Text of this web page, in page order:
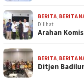
BERITA, BERITA
Dilihat
Arahan
BERITA, BERITA
Ditjen